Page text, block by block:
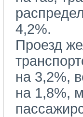
4,2%.
Проезд
на 3,2%,
на 1,8%,